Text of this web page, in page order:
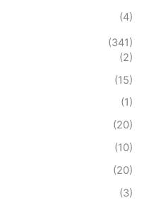
(4)
(341)
(2)
(15)
(1)
(20)
(10)
(20)
(3)